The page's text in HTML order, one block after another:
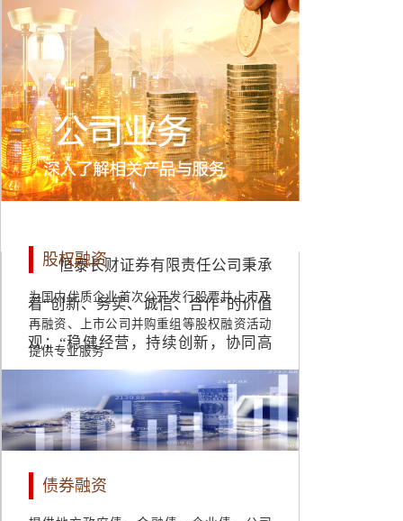
恒泰长财证券有限责任公司秉承
着“创新、务实、诚信、合作”的价值
观；“稳健经营，持续创新，协同高
效”的经营理念
股权融资
为国内优质企业首次公开发行股票并上市及
再融资、上市公司并购重组等股权融资活动
提供专业服务
债券融资